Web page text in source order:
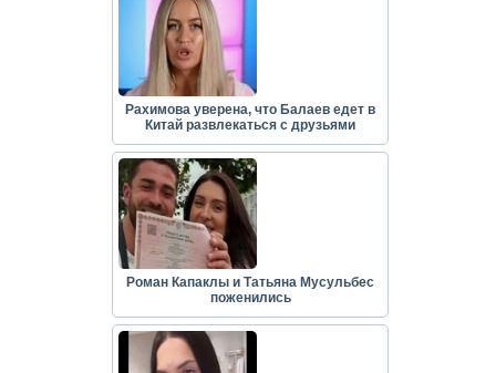
Рахимова уверена, что Балаев едет в
Китай развлекаться с друзьями
Роман Капаклы и Татьяна Мусульбес
поженились